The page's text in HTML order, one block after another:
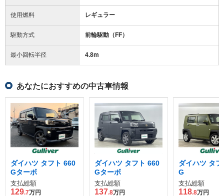
使用燃料 レギュラー
駆動方式 前輪駆動（FF）
最小回転半径 4.8m
あなたにおすすめの中古車情報
ダイハツ タフト 660
Gターボ
支払総額
129.7万円
ダイハツ タフト 660
Gターボ
支払総額
137.8万円
ダイハツ タ
G
支払総額
118.8万円